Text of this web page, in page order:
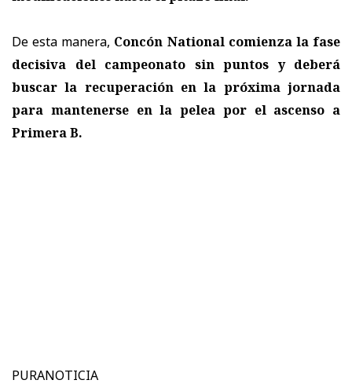
De esta manera, Concón National comienza la fase
decisiva del campeonato sin puntos y deberá
buscar la recuperación en la próxima jornada
para mantenerse en la pelea por el ascenso a
Primera B.
PURANOTICIA